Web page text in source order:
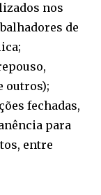
nos
de
outros);
fechadas,
para
entre